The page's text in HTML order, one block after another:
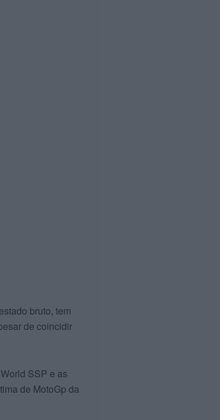
bruto, tem
de coincidir
SSP e as
de MotoGp da